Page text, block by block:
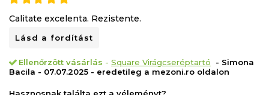
Calitate excelenta. Rezistente.
Lásd a fordítást
Ellenőrzött vásárlás - Square Virágcseréptartó
- Simona
Bacila - 07.07.2025 - eredetileg a mezoni.ro oldalon